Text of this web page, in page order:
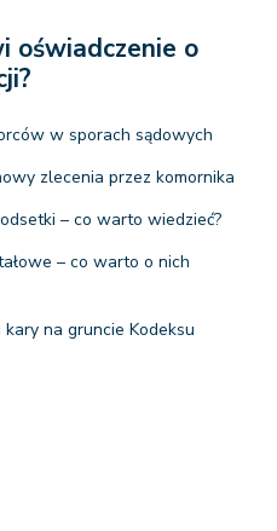
oświadczenie o
w sporach sądowych
zlecenia przez komornika
– co warto wiedzieć?
– co warto o nich
na gruncie Kodeksu